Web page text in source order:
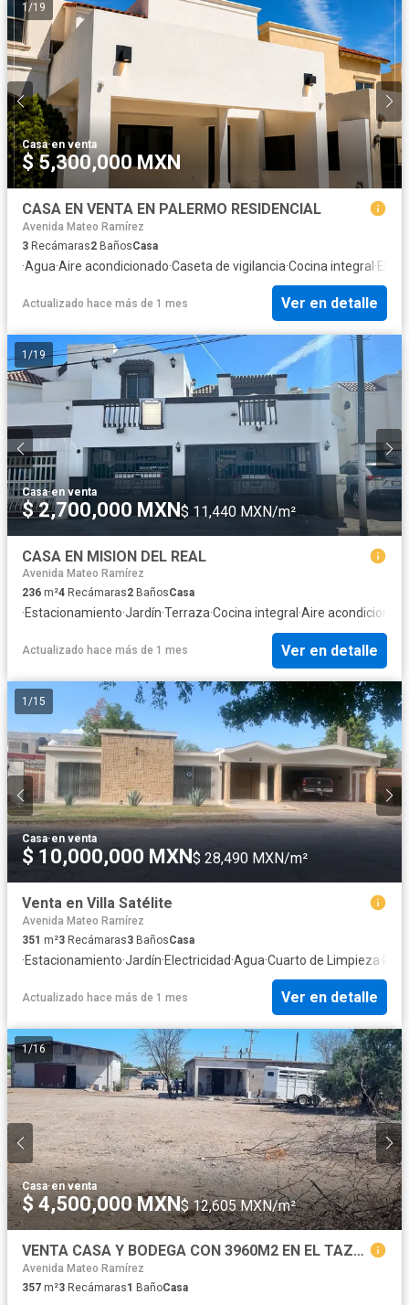
1/19
Casa·en venta
$ 5,300,000 MXN
CASA EN VENTA EN PALERMO RESIDENCIAL
Avenida Mateo Ramírez
3 Recámaras2 BañosCasa
·Agua·Aire acondicionado·Caseta de vigilancia·Cocina integral ·
Actualizado hace más de 1 mes Ver en detalle
1/19
Casa·en venta
$ 2,700,000 MXN$ 11,440 MXN/m²
CASA EN MISION DEL REAL
Avenida Mateo Ramírez
236 m²4 Recámaras2 BañosCasa
·Estacionamiento·Jardín·Terraza·Cocina integral ·Aire
Actualizado hace más de 1 mes Ver en detalle
1 /15
Casa·en venta
$ 10,000,000 MXN$ 28,490 MXN/m²
Venta en Villa Satélite
Avenida Mateo Ramírez
351 m²3 Recámaras3 BañosCasa
·Estacionamiento·Jardín·Electricidad·Agua·Cuarto de Limpieza·
Actualizado hace más de 1 mes Ver en detalle
1/16
Casa·en venta
$ 4,500,000 MXN$ 12,605 MXN/m²
VENTA CASA Y BODEGA CON 3960M2 EN EL TAZAJAL $4500,000
Avenida Mateo Ramírez
357 m²3 Recámaras1 BañoCasa